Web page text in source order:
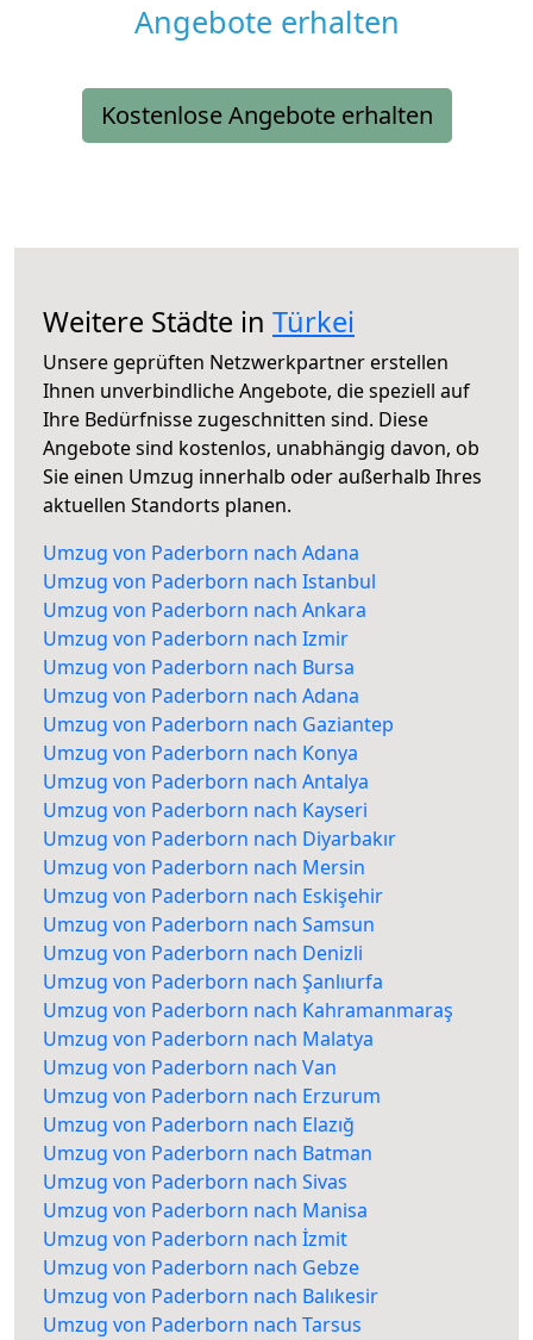
Angebote erhalten
Kostenlose Angebote erhalten
Weitere Städte in Türkei
Unsere geprüften Netzwerkpartner erstellen
Ihnen unverbindliche Angebote, die speziell auf
Ihre Bedürfnisse zugeschnitten sind. Diese
Angebote sind kostenlos, unabhängig davon, ob
Sie einen Umzug innerhalb oder außerhalb Ihres
aktuellen Standorts planen.
Umzug von Paderborn nach Adana
Umzug von Paderborn nach Istanbul
Umzug von Paderborn nach Ankara
Umzug von Paderborn nach Izmir
Umzug von Paderborn nach Bursa
Umzug von Paderborn nach Adana
Umzug von Paderborn nach Gaziantep
Umzug von Paderborn nach Konya
Umzug von Paderborn nach Antalya
Umzug von Paderborn nach Kayseri
Umzug von Paderborn nach Diyarbakır
Umzug von Paderborn nach Mersin
Umzug von Paderborn nach Eskişehir
Umzug von Paderborn nach Samsun
Umzug von Paderborn nach Denizli
Umzug von Paderborn nach Şanlıurfa
Umzug von Paderborn nach Kahramanmaraş
Umzug von Paderborn nach Malatya
Umzug von Paderborn nach Van
Umzug von Paderborn nach Erzurum
Umzug von Paderborn nach Elazığ
Umzug von Paderborn nach Batman
Umzug von Paderborn nach Sivas
Umzug von Paderborn nach Manisa
Umzug von Paderborn nach İzmit
Umzug von Paderborn nach Gebze
Umzug von Paderborn nach Balıkesir
Umzug von Paderborn nach Tarsus